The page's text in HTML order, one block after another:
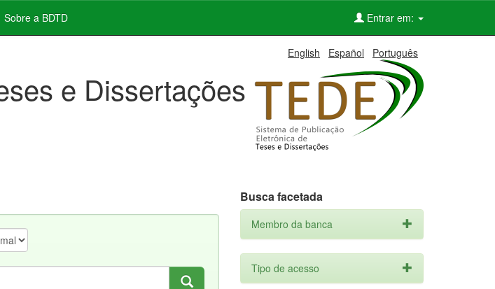
Sobre a BDTD Entrar em:
English Español Português
e Dissertações
Busca facetada
Membro da banca
Tipo de acesso